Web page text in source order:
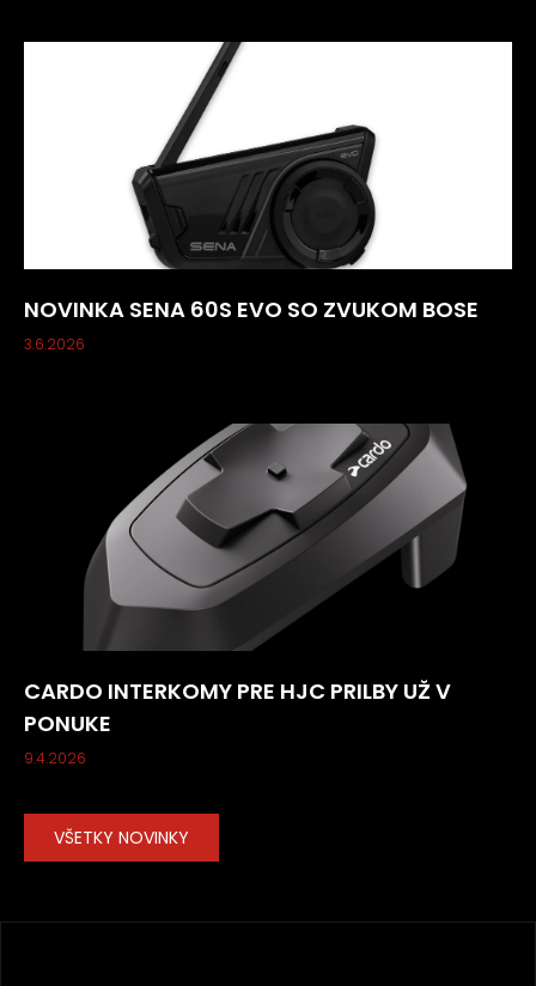
NOVINKA SENA 60S EVO SO ZVUKOM BOSE
3.6.2026
CARDO INTERKOMY PRE HJC PRILBY UŽ V
PONUKE
9.4.2026
VŠETKY NOVINKY